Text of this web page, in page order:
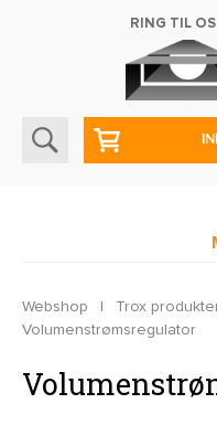
RING TIL
Webshop | Trox
Volumenstrømsregulator